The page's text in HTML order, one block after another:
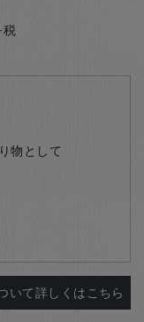
物として
いて詳しくはこちら